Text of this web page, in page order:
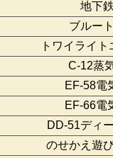
地下
ブルー
トワイライ
C-12蒸
EF-58電
EF-66電
DD-51ディ
のせかえ遊